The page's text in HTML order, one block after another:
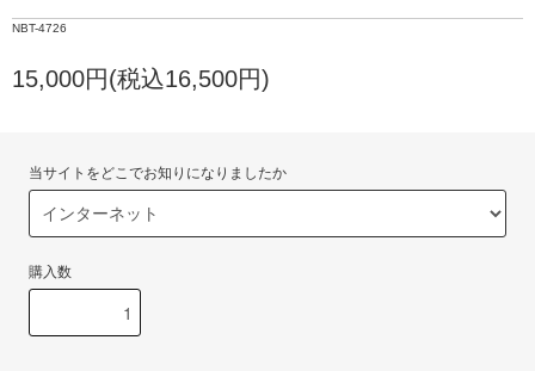
NBT-4726
15,000円(税込16,500円)
当サイトをどこでお知りになりましたか
購入数